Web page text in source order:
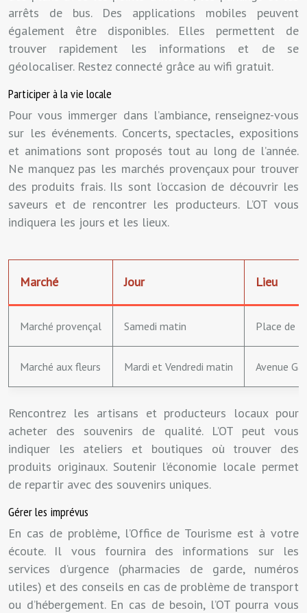
arrêts de bus. Des applications mobiles peuvent
également être disponibles. Elles permettent de
trouver rapidement les informations et de se
géolocaliser. Restez connecté grâce au wifi gratuit.
Participer à la vie locale
Pour vous immerger dans l’ambiance, renseignez-vous
sur les événements. Concerts, spectacles, expositions
et animations sont proposés tout au long de l’année.
Ne manquez pas les marchés provençaux pour trouver
des produits frais. Ils sont l’occasion de découvrir les
saveurs et de rencontrer les producteurs. L’OT vous
indiquera les jours et les lieux.
Marché Jour Lieu
Marché provençal Samedi matin Place de
Marché aux fleurs Mardi et Vendredi matin Avenue
Rencontrez les artisans et producteurs locaux pour
acheter des souvenirs de qualité. L’OT peut vous
indiquer les ateliers et boutiques où trouver des
produits originaux. Soutenir l’économie locale permet
de repartir avec des souvenirs uniques.
Gérer les imprévus
En cas de problème, l’Office de Tourisme est à votre
écoute. Il vous fournira des informations sur les
services d’urgence (pharmacies de garde, numéros
utiles) et des conseils en cas de problème de transport
ou d’hébergement. En cas de besoin, l’OT pourra vous